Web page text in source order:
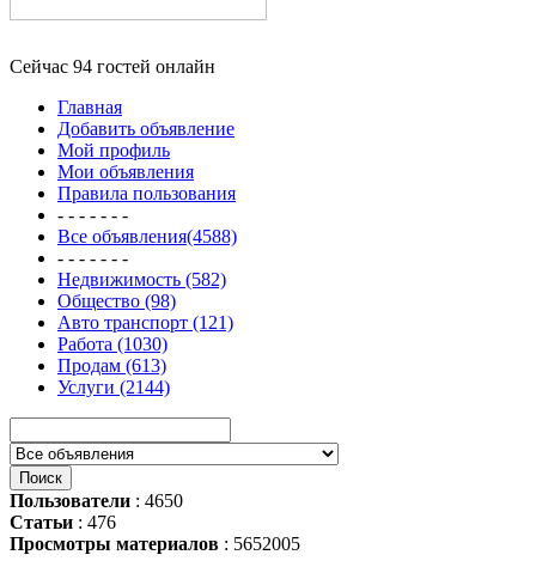
Сейчас 94 гостей онлайн
Главная
Добавить объявление
Мой профиль
Мои объявления
Правила пользования
- - - - - - -
Все объявления(4588)
- - - - - - -
Недвижимость (582)
Общество (98)
Авто транспорт (121)
Работа (1030)
Продам (613)
Услуги (2144)
Пользователи : 4650
Статьи : 476
Просмотры материалов : 5652005